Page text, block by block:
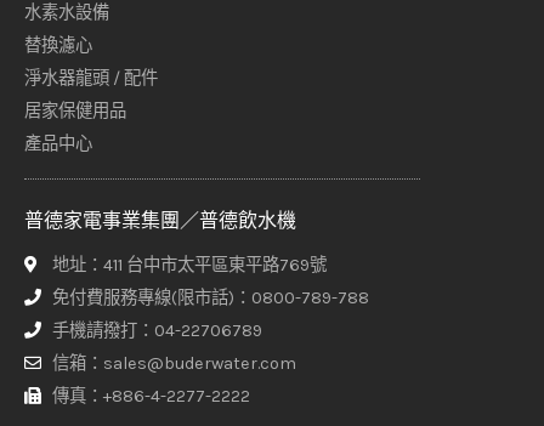
水素水設備
替換濾心
淨水器龍頭 / 配件
居家保健用品
產品中心
普德家電事業集團／普德飲水機
地址：411 台中市太平區東平路769號
免付費服務專線(限市話)：0800-789-788
手機請撥打：04-22706789
信箱：sales@buderwater.com
傳真：+886-4-2277-2222